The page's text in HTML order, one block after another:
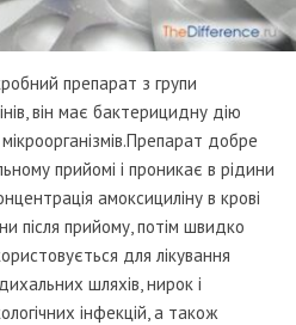
препарат з групи
він має бактерицидну дію
добре
прийомі і проникає в рідини
амоксициліну в крові
після прийому, потім швидко
для лікування
шляхів, нирок і
інфекцій, а також